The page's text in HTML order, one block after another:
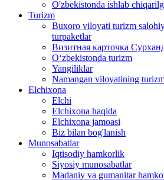
O'zbekistonda ishlab
Turizm
Buxoro viloyati turizm
turpaketlar
Визитная карточка
Oʻzbekistonda turizm
Yangiliklar
Namangan viloyatining
Elchixona
Elchi
Elchixona haqida
Elchixona jamoasi
Biz bilan bog'lanish
Munosabatlar
Iqtisodiy hamkorlik
Siyosiy munosabatlar
Madaniy va gumanitar